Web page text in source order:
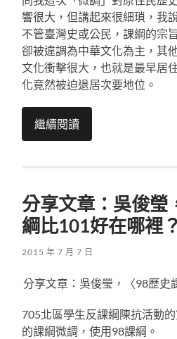
響很大，但講起來很細瑣，我
不管臺灣史或公民，課綱的宗
卻被違調為中華文化為主，其
文化衝擊很大，也就是最早居
化竟然被迫退居次要地位。
繼續閱讀
分享文章：吳俊瑩
綱比101好在哪裡？
2015 年 7 月 7 日
分享文章：吳俊瑩，〈98歷史
705北區學生反課綱陳抗活動
的課綱微調，使用98課綱。